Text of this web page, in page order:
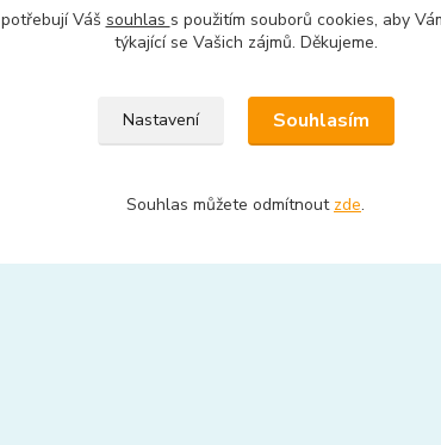
zboží, doprava
Váš souhlas s použitím souborů cookies, aby
týkající se Vašich zájmů. Děkujeme.
Nastavení Souhlasím
Souhlas můžete odmítnout zde.